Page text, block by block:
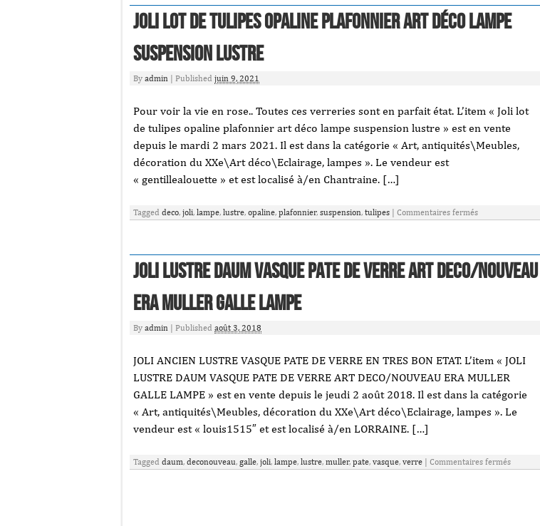
Joli lot de tulipes opaline plafonnier art déco lampe
suspension lustre
By admin Published juin 9, 2021
Pour voir la vie en rose.. Toutes ces verreries sont en parfait état. L’item « Joli lot
de tulipes opaline plafonnier art déco lampe suspension lustre » est en vente
depuis le mardi 2 mars 2021. Il est dans la catégorie « Art, antiquités\Meubles,
décoration du XXe\Art déco\Eclairage, lampes ». Le vendeur est
« gentillealouette » et est localisé à/en Chantraine. […]
Tagged deco, joli, lampe, lustre, opaline, plafonnier, suspension, tulipes Commentaires fermés
Joli Lustre Daum Vasque Pate De Verre Art Deco/nouveau
Era Muller Galle Lampe
By admin Published août 3, 2018
JOLI ANCIEN LUSTRE VASQUE PATE DE VERRE EN TRES BON ETAT. L’item « JOLI
LUSTRE DAUM VASQUE PATE DE VERRE ART DECO/NOUVEAU ERA MULLER
GALLE LAMPE » est en vente depuis le jeudi 2 août 2018. Il est dans la catégorie
« Art, antiquités\Meubles, décoration du XXe\Art déco\Eclairage, lampes ». Le
vendeur est « louis1515″ et est localisé à/en LORRAINE. […]
Tagged daum, deconouveau, galle, joli, lampe, lustre, muller, pate, vasque, verre Commentaires fermés